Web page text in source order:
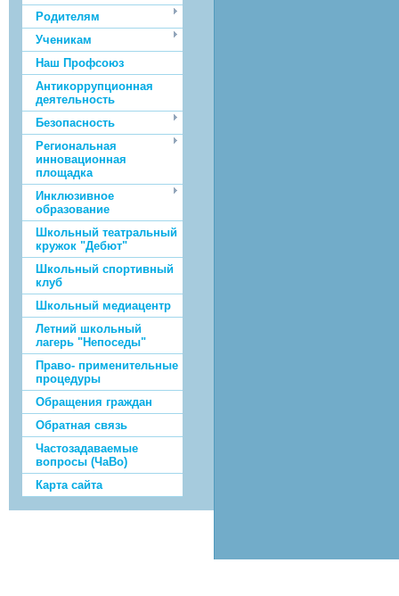
Родителям
Ученикам
Наш Профсоюз
Антикоррупционная
деятельность
Безопасность
Региональная
инновационная
площадка
Инклюзивное
образование
Школьный театральный
кружок "Дебют"
Школьный спортивный
клуб
Школьный медиацентр
Летний школьный
лагерь "Непоседы"
Право- применительные
процедуры
Обращения граждан
Обратная связь
Частозадаваемые
вопросы (ЧаВо)
Карта сайта